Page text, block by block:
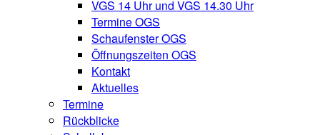
VGS 14 Uhr und VGS 14.30 Uhr
Termine OGS
Schaufenster OGS
Öffnungszeiten OGS
Kontakt
Aktuelles
Termine
Rückblicke